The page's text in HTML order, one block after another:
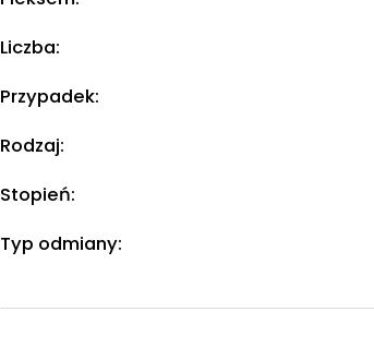
Liczba:
Przypadek:
Rodzaj:
Stopień:
Typ odmiany: